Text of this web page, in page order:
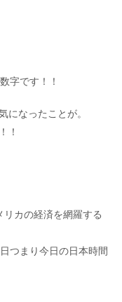
字です！！
になったことが。
！
カの経済を網羅する
つまり今日の日本時間